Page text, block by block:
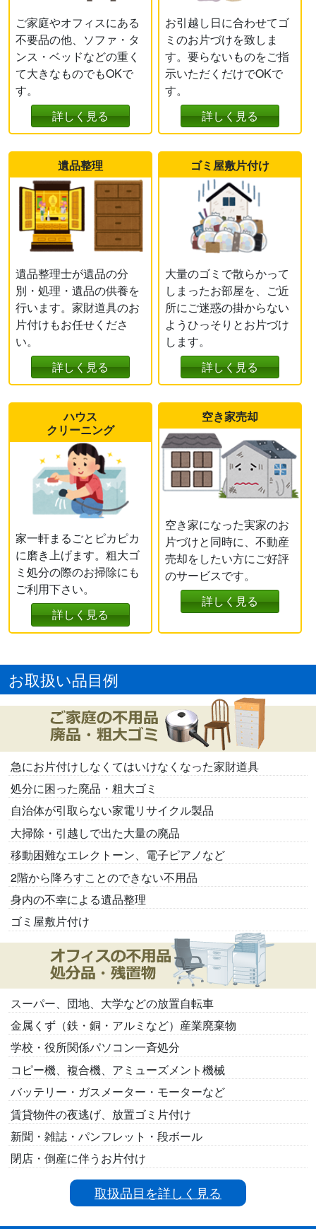
ご家庭やオフィスにある
不要品の他、ソファ・タ
ンス・ベッドなどの重く
て大きなものでもOKで
す。
詳しく見る
お引越し日に合わせてゴ
ミのお片づけを致しま
す。要らないものをご指
示いただくだけでOKで
す。
詳しく見る
遺品整理
遺品整理士が遺品の分
別・処理・遺品の供養を
行います。家財道具のお
片付けもお任せくださ
い。
詳しく見る
ゴミ屋敷片付け
大量のゴミで散らかって
しまったお部屋を、ご近
所にご迷惑の掛からない
ようひっそりとお片づけ
します。
詳しく見る
ハウス
クリーニング
家一軒まるごとピカピカ
に磨き上げます。粗大ゴ
ミ処分の際のお掃除にも
ご利用下さい。
詳しく見る
空き家売却
空き家になった実家のお
片づけと同時に、不動産
売却をしたい方にご好評
のサービスです。
詳しく見る
お取扱い品目例
急にお片付けしなくてはいけなくなった家財道具
処分に困った廃品・粗大ゴミ
自治体が引取らない家電リサイクル製品
大掃除・引越しで出た大量の廃品
移動困難なエレクトーン、電子ピアノなど
2階から降ろすことのできない不用品
身内の不幸による遺品整理
ゴミ屋敷片付け
スーパー、団地、大学などの放置自転車
金属くず（鉄・銅・アルミなど）産業廃棄物
学校・役所関係パソコン一斉処分
コピー機、複合機、アミューズメント機械
バッテリー・ガスメーター・モーターなど
賃貸物件の夜逃げ、放置ゴミ片付け
新聞・雑誌・パンフレット・段ボール
閉店・倒産に伴うお片付け
取扱品目を詳しく見る